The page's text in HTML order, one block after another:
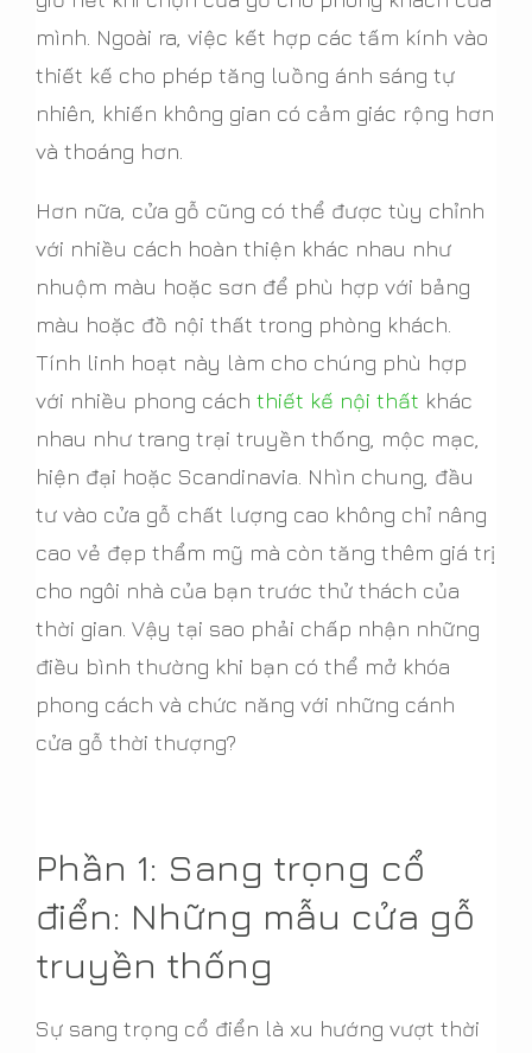
mình. Ngoài ra, việc kết hợp các tấm kính vào
thiết kế cho phép tăng luồng ánh sáng tự
nhiên, khiến không gian có cảm giác rộng hơn
và thoáng hơn.
Hơn nữa, cửa gỗ cũng có thể được tùy chỉnh
với nhiều cách hoàn thiện khác nhau như
nhuộm màu hoặc sơn để phù hợp với bảng
màu hoặc đồ nội thất trong phòng khách.
Tính linh hoạt này làm cho chúng phù hợp
với nhiều phong cách thiết kế nội thất khác
nhau như trang trại truyền thống, mộc mạc,
hiện đại hoặc Scandinavia. Nhìn chung, đầu
tư vào cửa gỗ chất lượng cao không chỉ nâng
cao vẻ đẹp thẩm mỹ mà còn tăng thêm giá trị
cho ngôi nhà của bạn trước thử thách của
thời gian. Vậy tại sao phải chấp nhận những
điều bình thường khi bạn có thể mở khóa
phong cách và chức năng với những cánh
cửa gỗ thời thượng?
Phần 1: Sang trọng cổ
điển: Những mẫu cửa gỗ
truyền thống
Sự sang trọng cổ điển là xu hướng vượt thời